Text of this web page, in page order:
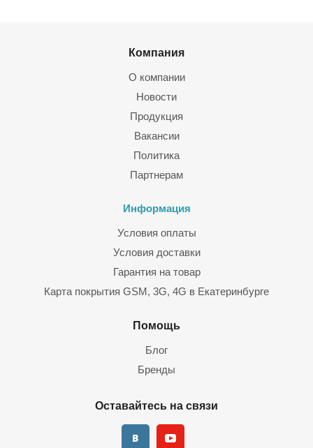
Компания
О компании
Новости
Продукция
Вакансии
Политика
Партнерам
Информация
Условия оплаты
Условия доставки
Гарантия на товар
Карта покрытия GSM, 3G, 4G в Екатеринбурге
Помощь
Блог
Бренды
Оставайтесь на связи